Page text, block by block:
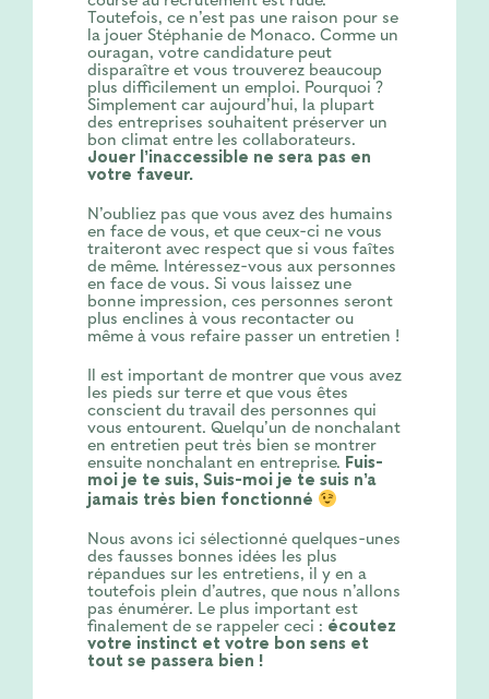
Toutefois, ce n’est pas une raison pour se
la jouer Stéphanie de Monaco. Comme un
ouragan, votre candidature peut
disparaître et vous trouverez beaucoup
plus difficilement un emploi. Pourquoi ?
Simplement car aujourd’hui, la plupart
des entreprises souhaitent préserver un
bon climat entre les collaborateurs.
Jouer l’inaccessible ne sera pas en
votre faveur.
N’oubliez pas que vous avez des humains
en face de vous, et que ceux-ci ne vous
traiteront avec respect que si vous faîtes
de même. Intéressez-vous aux personnes
en face de vous. Si vous laissez une
bonne impression, ces personnes seront
plus enclines à vous recontacter ou
même à vous refaire passer un entretien !
Il est important de montrer que vous avez
les pieds sur terre et que vous êtes
conscient du travail des personnes qui
vous entourent. Quelqu’un de nonchalant
en entretien peut très bien se montrer
ensuite nonchalant en entreprise. Fuis-
moi je te suis, Suis-moi je te suis n’a
jamais très bien fonctionné
Nous avons ici sélectionné quelques-unes
des fausses bonnes idées les plus
répandues sur les entretiens, il y en a
toutefois plein d’autres, que nous n’allons
pas énumérer. Le plus important est
finalement de se rappeler ceci : écoutez
votre instinct et votre bon sens et
tout se passera bien !